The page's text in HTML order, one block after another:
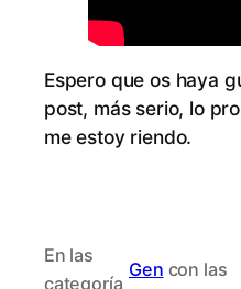
Es­pe­ro que os ha­ya
post, más se­rio, lo
me es­toy riendo.
En las
categoría
Gen con las